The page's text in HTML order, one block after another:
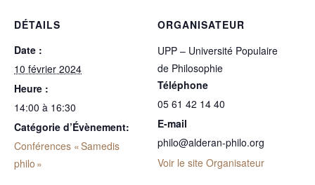
DÉTAILS
Date :
10 février 2024
Heure :
14:00 à 16:30
Catégorie d’Évènement:
Conférences « Samedis
philo »
ORGANISATEUR
UPP – Université Populaire
de Philosophie
Téléphone
05 61 42 14 40
E-mail
philo@alderan-philo.org
Voir le site Organisateur